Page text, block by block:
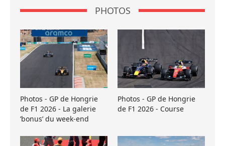
PHOTOS
Photos - GP de Hongrie
de F1 2026 - La galerie
’bonus’ du week-end
Photos - GP de Hongrie
de F1 2026 - Course